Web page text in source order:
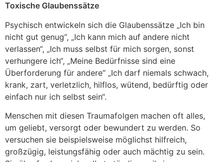
Toxische Glaubenssätze
Psychisch entwickeln sich die Glaubenssätze „Ich bin
nicht gut genug“, „Ich kann mich auf andere nicht
verlassen“, „Ich muss selbst für mich sorgen, sonst
verhungere ich“, „Meine Bedürfnisse sind eine
Überforderung für andere“ „Ich darf niemals schwach,
krank, zart, verletzlich, hilflos, wütend, bedürftig oder
einfach nur ich selbst sein“.
Menschen mit diesen Traumafolgen machen oft alles,
um geliebt, versorgt oder bewundert zu werden. So
versuchen sie beispielsweise möglichst hilfreich,
großzügig, leistungsfähig oder auch mächtig zu sein.